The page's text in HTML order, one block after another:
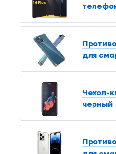
для
Чехол-
черный